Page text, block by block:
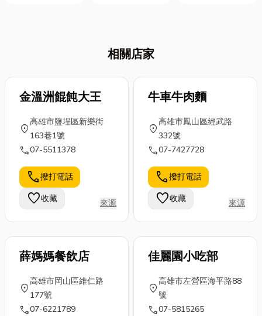
案也有約10萬
件，每年都會
廢棄物，如果
能在興建時減
少廢棄物，對
環境保護會有
很大的幫助。
本文中小編以
臺灣常見的幾
種...
動了！快閃店
更是結合了視
覺藝術、展覽
體驗。如果你
閃店到底在夯
什麼，這篇絕
對讓你秒懂，
還順便幫你整
理好 8、9 月
台北必逛...
上檯面。這篇
文章將為你解
被回收的五種
多種再利用的
創意方法，讓
你的舊棉被找
到新出路，一
起為環境盡一
份心力。 ...
相關店家
金溫洲餛飩大王
location_on
高雄市鹽埕區新樂街
163巷1號
call07-5511378
call撥打電話
favorite收藏 來源
牛車牛肉麵
location_on
高雄市鳳山區經武路
332號
call07-7427728
call撥打電話
favorite收藏 來源
薛媽媽餐飲店
location_on
高雄市岡山區維仁路
177號
call07-6221789
佳麗園小吃部
location_on
高雄市左營區海平路88
號
call07-5815265